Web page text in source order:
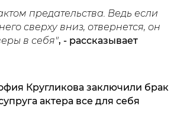
предательства. Ведь если
сверху вниз, отвернется, он
в себя", - рассказывает
Кругликова заключили брак
актера все для себя